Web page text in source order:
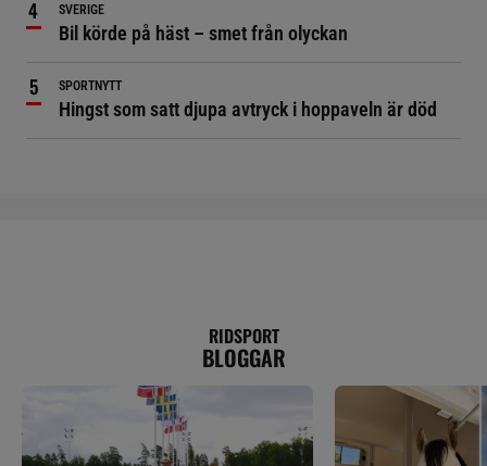
SVERIGE
Bil körde på häst – smet från olyckan
SPORTNYTT
Hingst som satt djupa avtryck i hoppaveln är död
RIDSPORT
BLOGGAR